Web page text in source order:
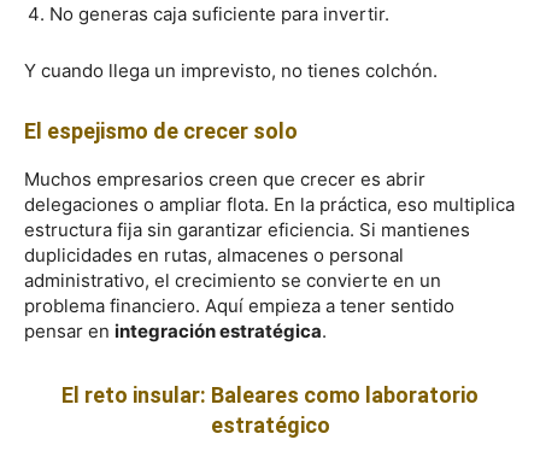
No generas caja suficiente para invertir.
Y cuando llega un imprevisto, no tienes colchón.
El espejismo de crecer solo
Muchos empresarios creen que crecer es abrir
delegaciones o ampliar flota. En la práctica, eso multiplica
estructura fija sin garantizar eficiencia. Si mantienes
duplicidades en rutas, almacenes o personal
administrativo, el crecimiento se convierte en un
problema financiero. Aquí empieza a tener sentido
pensar en integración estratégica.
El reto insular: Baleares como laboratorio
estratégico